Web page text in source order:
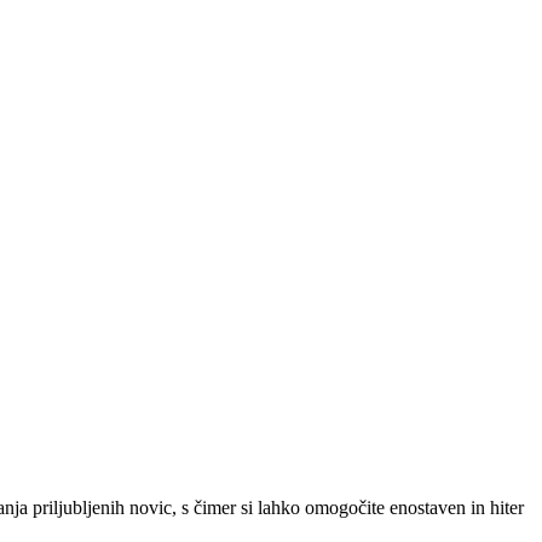
priljubljenih novic, s čimer si lahko omogočite enostaven in hiter